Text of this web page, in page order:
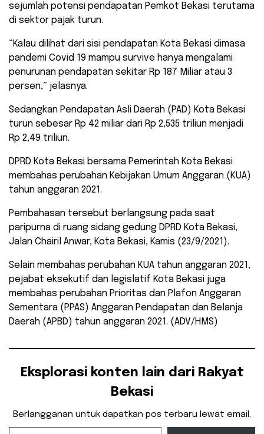
sejumlah potensi pendapatan Pemkot Bekasi terutama
di sektor pajak turun.
“Kalau dilihat dari sisi pendapatan Kota Bekasi dimasa
pandemi Covid 19 mampu survive hanya mengalami
penurunan pendapatan sekitar Rp 187 Miliar atau 3
persen,” jelasnya.
Sedangkan Pendapatan Asli Daerah (PAD) Kota Bekasi
turun sebesar Rp 42 miliar dari Rp 2,535 triliun menjadi
Rp 2,49 triliun.
DPRD Kota Bekasi bersama Pemerintah Kota Bekasi
membahas perubahan Kebijakan Umum Anggaran (KUA)
tahun anggaran 2021.
Pembahasan tersebut berlangsung pada saat
paripurna di ruang sidang gedung DPRD Kota Bekasi,
Jalan Chairil Anwar, Kota Bekasi, Kamis (23/9/2021).
Selain membahas perubahan KUA tahun anggaran 2021,
pejabat eksekutif dan legislatif Kota Bekasi juga
membahas perubahan Prioritas dan Plafon Anggaran
Sementara (PPAS) Anggaran Pendapatan dan Belanja
Daerah (APBD) tahun anggaran 2021. (ADV/HMS)
Eksplorasi konten lain dari Rakyat
Bekasi
Berlangganan untuk dapatkan pos terbaru lewat email.
Ketikkan email Anda...